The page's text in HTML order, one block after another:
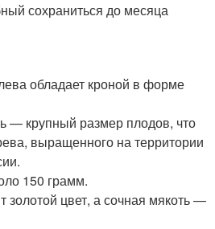
сохраниться до месяца
обладает кроной в форме
— крупный размер плодов, что
выращенного на территории
150 грамм.
золотой цвет, а сочная мякоть —